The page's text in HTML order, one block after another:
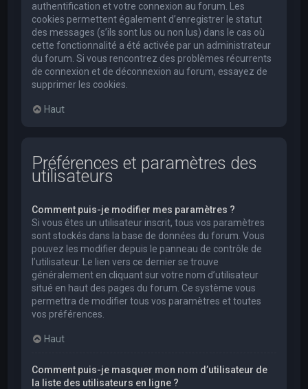
authentification et votre connexion au forum. Les
cookies permettent également d’enregistrer le statut
des messages (s’ils sont lus ou non lus) dans le cas où
cette fonctionnalité a été activée par un administrateur
du forum. Si vous rencontrez des problèmes récurrents
de connexion et de déconnexion au forum, essayez de
supprimer les cookies.
Haut
Préférences et paramètres des
utilisateurs
Comment puis-je modifier mes paramètres ?
Si vous êtes un utilisateur inscrit, tous vos paramètres
sont stockés dans la base de données du forum. Vous
pouvez les modifier depuis le panneau de contrôle de
l’utilisateur. Le lien vers ce dernier se trouve
généralement en cliquant sur votre nom d’utilisateur
situé en haut des pages du forum. Ce système vous
permettra de modifier tous vos paramètres et toutes
vos préférences.
Haut
Comment puis-je masquer mon nom d’utilisateur de
la liste des utilisateurs en ligne ?